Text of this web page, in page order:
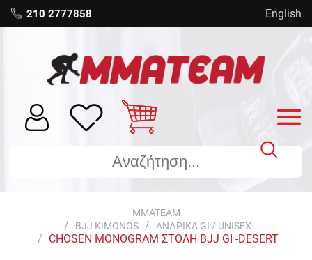
210 2777858 English
MMATEAM
BJJ KIMONOS
ΑΝΔΡΙΚΑ GI / UNISEX
CHOSEN MONOGRAM ΣΤΟΛΗ BJJ GI -DESERT